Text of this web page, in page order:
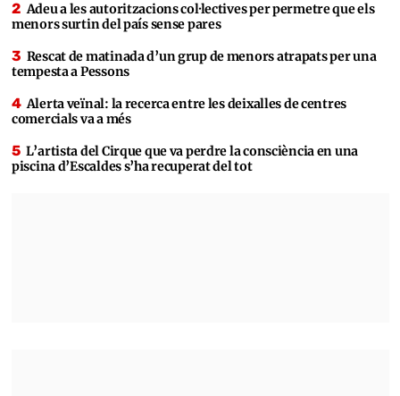
Adeu a les autoritzacions col·lectives per permetre que els
menors surtin del país sense pares
Rescat de matinada d’un grup de menors atrapats per una
tempesta a Pessons
Alerta veïnal: la recerca entre les deixalles de centres
comercials va a més
L’artista del Cirque que va perdre la consciència en una
piscina d’Escaldes s’ha recuperat del tot